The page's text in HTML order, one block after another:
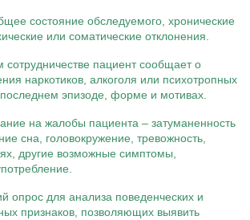
состояние обследуемого, хронические
или соматические отклонения.
пациент сообщает о
наркотиков, алкоголя или психотропных
эпизоде, форме и мотивах.
на жалобы пациента – затуманенность
сна, головокружение, тревожность,
другие возможные симптомы,
опрос для анализа поведенческих и
признаков, позволяющих выявить